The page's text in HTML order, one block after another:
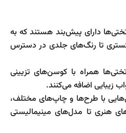
دارای پیش‌بند هستند که به
تا رنگ‌های جلدی در دسترس
همراه با کوسن‌های تزیینی
زیبایی اضافه می‌کنند.
با طرح‌ها و چاپ‌های مختلف،
هنری تا مدل‌های مینیمالیستی